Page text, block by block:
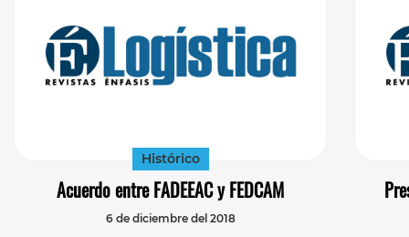
Histórico
Acuerdo entre FADEEAC y FEDCAM
6 de diciembre del 2018